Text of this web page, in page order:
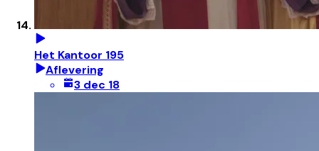
Het Kantoor 195
Aflevering
3 dec 18